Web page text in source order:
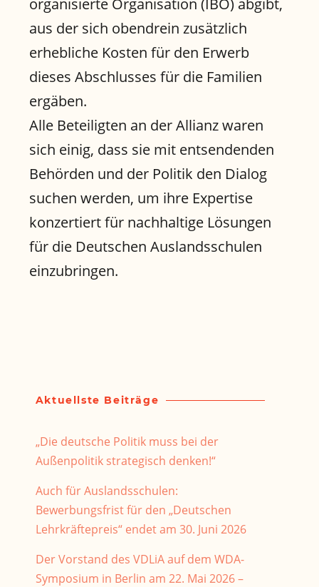
organisierte Organisation (IBO) abgibt,
aus der sich obendrein zusätzlich
erhebliche Kosten für den Erwerb
dieses Abschlusses für die Familien
ergäben.
Alle Beteiligten an der Allianz waren
sich einig, dass sie mit entsendenden
Behörden und der Politik den Dialog
suchen werden, um ihre Expertise
konzertiert für nachhaltige Lösungen
für die Deutschen Auslandsschulen
einzubringen.
Aktuellste Beiträge
„Die deutsche Politik muss bei der
Außenpolitik strategisch denken!“
Auch für Auslandsschulen:
Bewerbungsfrist für den „Deutschen
Lehrkräftepreis“ endet am 30. Juni 2026
Der Vorstand des VDLiA auf dem WDA-
Symposium in Berlin am 22. Mai 2026 –